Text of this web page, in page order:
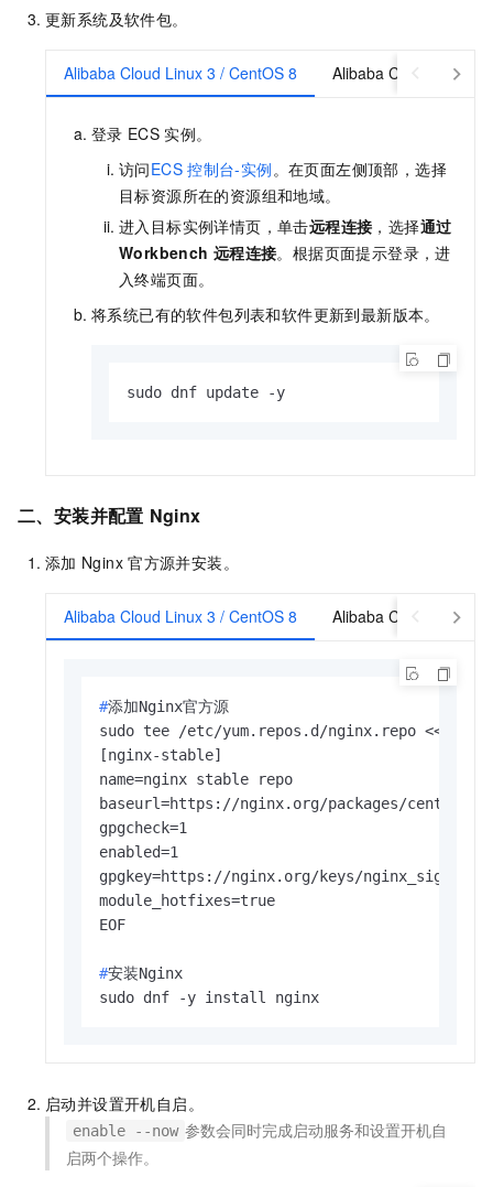
更新系统及软件包。
Alibaba Cloud Linux 3 / CentOS 8 Alibaba Cloud Linux 2
登录 ECS 实例。
访问ECS 控制台-实例 。在页面左侧顶部，选择
目标资源所在的资源组和地域。
进入目标实例详情页，单击远程连接 ，选择通过
Workbench 远程连接。根据页面提示登录，进
入终端页面。
将系统已有的软件包列表和软件更新到最新版本。
sudo dnf update -y
二、安装并配置 Nginx
添加 Nginx 官方源并安装。
Alibaba Cloud Linux 3 / CentOS 8 Alibaba Cloud Linux2
#添加Nginx官方源
sudo tee /etc/yum.repos.d/nginx.repo <<-
[nginx-stable]
name=nginx stable repo
baseurl=https://nginx.org/packages/centos/8/
gpgcheck=1
enabled=1
gpgkey=https://nginx.org/keys/
module_hotfixes=true
#安装Nginx
sudo dnf -y install nginx
启动并设置开机自启。
enable --now 参数会同时完成启动服务和设置开机自
启两个操作。